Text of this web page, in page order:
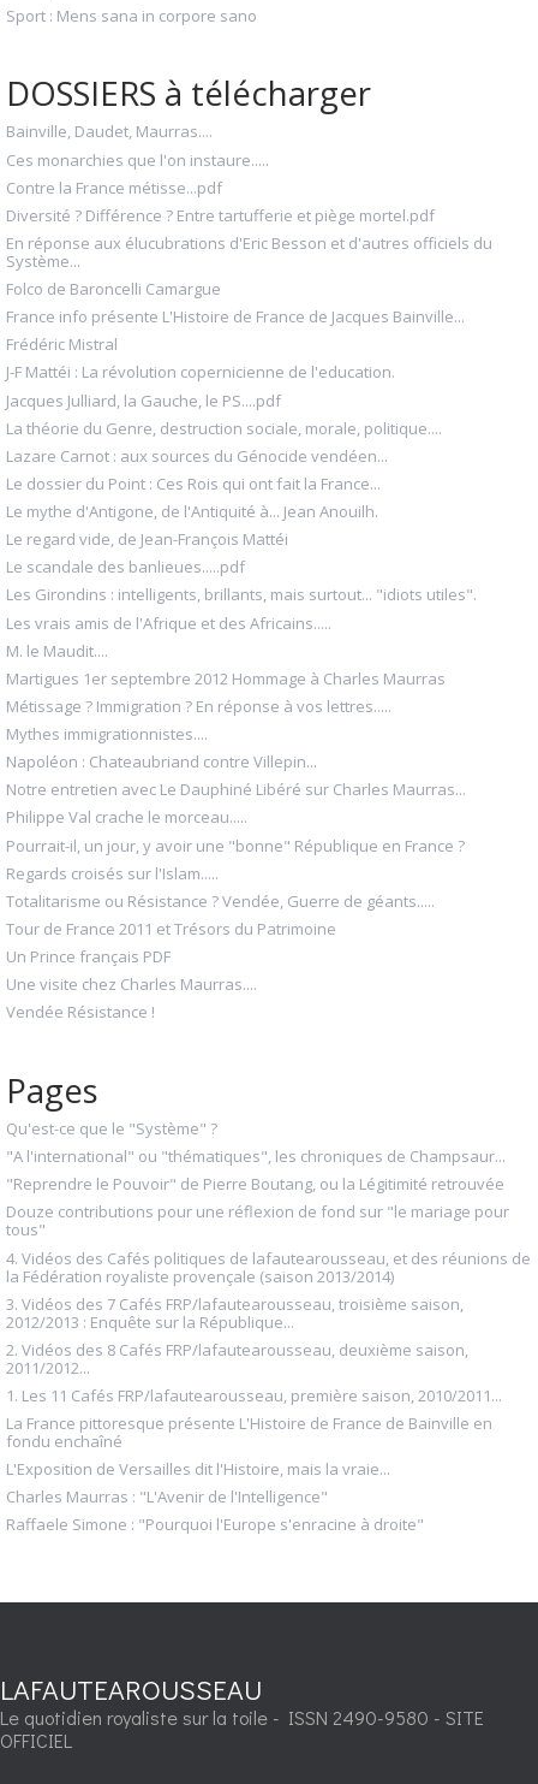
Sport : Mens sana in corpore sano
DOSSIERS à télécharger
Bainville, Daudet, Maurras....
Ces monarchies que l'on instaure.....
Contre la France métisse...pdf
Diversité ? Différence ? Entre tartufferie et piège mortel.pdf
En réponse aux élucubrations d'Eric Besson et d'autres officiels du
Système...
Folco de Baroncelli Camargue
France info présente L'Histoire de France de Jacques Bainville...
Frédéric Mistral
J-F Mattéi : La révolution copernicienne de l'education.
Jacques Julliard, la Gauche, le PS....pdf
La théorie du Genre, destruction sociale, morale, politique....
Lazare Carnot : aux sources du Génocide vendéen...
Le dossier du Point : Ces Rois qui ont fait la France...
Le mythe d'Antigone, de l'Antiquité à... Jean Anouilh.
Le regard vide, de Jean-François Mattéi
Le scandale des banlieues.....pdf
Les Girondins : intelligents, brillants, mais surtout... "idiots utiles".
Les vrais amis de l'Afrique et des Africains.....
M. le Maudit....
Martigues 1er septembre 2012 Hommage à Charles Maurras
Métissage ? Immigration ? En réponse à vos lettres.....
Mythes immigrationnistes....
Napoléon : Chateaubriand contre Villepin...
Notre entretien avec Le Dauphiné Libéré sur Charles Maurras...
Philippe Val crache le morceau.....
Pourrait-il, un jour, y avoir une "bonne" République en France ?
Regards croisés sur l'Islam.....
Totalitarisme ou Résistance ? Vendée, Guerre de géants.....
Tour de France 2011 et Trésors du Patrimoine
Un Prince français PDF
Une visite chez Charles Maurras....
Vendée Résistance !
Pages
Qu'est-ce que le "Système" ?
"A l'international" ou "thématiques", les chroniques de Champsaur...
"Reprendre le Pouvoir" de Pierre Boutang, ou la Légitimité retrouvée
Douze contributions pour une réflexion de fond sur "le mariage pour
tous"
4. Vidéos des Cafés politiques de lafautearousseau, et des réunions de
la Fédération royaliste provençale (saison 2013/2014)
3. Vidéos des 7 Cafés FRP/lafautearousseau, troisième saison,
2012/2013 : Enquête sur la République...
2. Vidéos des 8 Cafés FRP/lafautearousseau, deuxième saison,
2011/2012...
1. Les 11 Cafés FRP/lafautearousseau, première saison, 2010/2011...
La France pittoresque présente L'Histoire de France de Bainville en
fondu enchaîné
L'Exposition de Versailles dit l'Histoire, mais la vraie...
Charles Maurras : "L'Avenir de l'Intelligence"
Raffaele Simone : "Pourquoi l'Europe s'enracine à droite"
LAFAUTEAROUSSEAU
Le quotidien royaliste sur la toile - ISSN 2490-9580 - SITE
OFFICIEL